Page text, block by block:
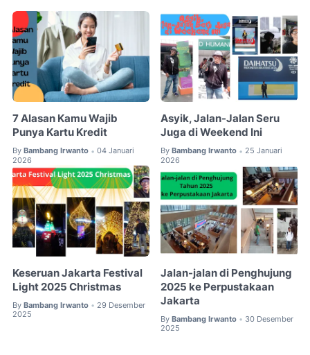
7 Alasan Kamu Wajib
Punya Kartu Kredit
By Bambang Irwanto • 04 Januari
2026
Asyik, Jalan-Jalan Seru
Juga di Weekend Ini
By Bambang Irwanto • 25 Januari
2026
Keseruan Jakarta Festival
Light 2025 Christmas
By Bambang Irwanto • 29 Desember
2025
Jalan-jalan di Penghujung
2025 ke Perpustakaan
Jakarta
By Bambang Irwanto • 30 Desember
2025